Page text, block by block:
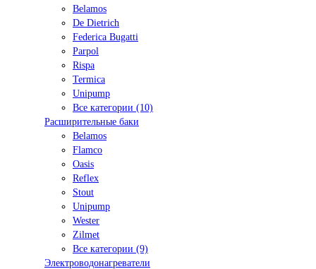
Belamos
De Dietrich
Federica Bugatti
Parpol
Rispa
Termica
Unipump
Все категории (10)
Расширительные баки
Belamos
Flamco
Oasis
Reflex
Stout
Unipump
Wester
Zilmet
Все категории (9)
Электроводонагреватели